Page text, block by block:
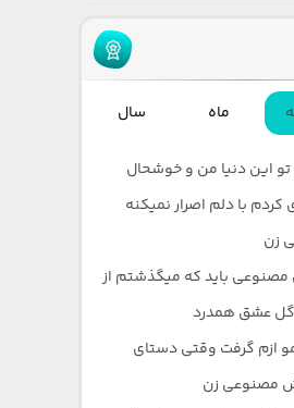
ماه سال
این دنیا من و خوشحال
کردم با دلم اصرار نمیکنه
زن
باید که میگذشتم از
عشق همدرد
ازم گرفت وقتی دستای
مصنوعی زن